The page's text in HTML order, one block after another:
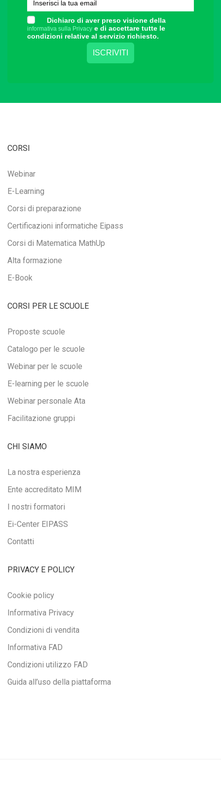
Dichiaro di aver preso visione della
informativa sulla Privacy e di accettare tutte le
condizioni relative al servizio richiesto.
CORSI
Webinar
E-Learning
Corsi di preparazione
Certificazioni informatiche Eipass
Corsi di Matematica MathUp
Alta formazione
E-Book
CORSI PER LE SCUOLE
Proposte scuole
Catalogo per le scuole
Webinar per le scuole
E-learning per le scuole
Webinar personale Ata
Facilitazione gruppi
CHI SIAMO
La nostra esperienza
Ente accreditato MIM
I nostri formatori
Ei-Center EIPASS
Contatti
PRIVACY E POLICY
Cookie policy
Informativa Privacy
Condizioni di vendita
Informativa FAD
Condizioni utilizzo FAD
Guida all’uso della piattaforma